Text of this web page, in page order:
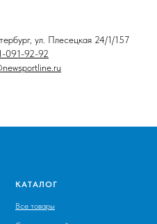
ул. Плесецкая 24/1/157
091-92-92
КАТАЛОГ
Все товары